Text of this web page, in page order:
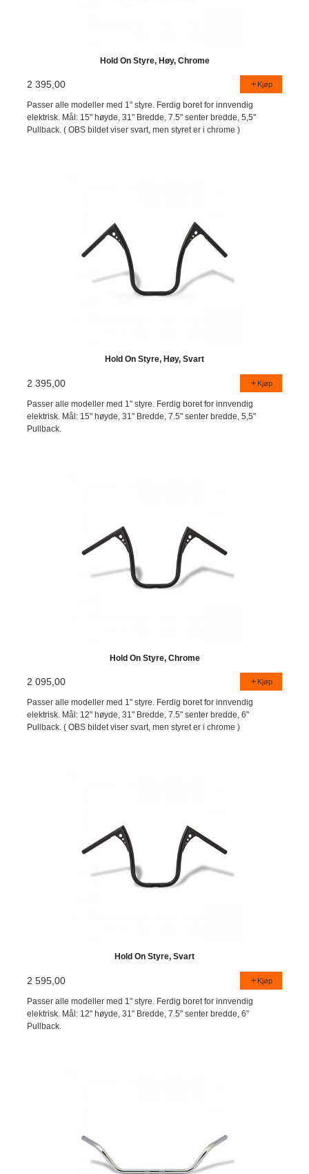
Hold On Styre, Høy, Chrome
2 395,00 Kjøp
Passer alle modeller med 1" styre. Ferdig boret for innvendig
elektrisk. Mål: 15" høyde, 31" Bredde, 7.5" senter bredde, 5,5"
Pullback. ( OBS bildet viser svart, men styret er i chrome )
Hold On Styre, Høy, Svart
2 395,00 Kjøp
Passer alle modeller med 1" styre. Ferdig boret for innvendig
elektrisk. Mål: 15" høyde, 31" Bredde, 7.5" senter bredde, 5,5"
Pullback.
Hold On Styre, Chrome
2 095,00 Kjøp
Passer alle modeller med 1" styre. Ferdig boret for innvendig
elektrisk. Mål: 12" høyde, 31" Bredde, 7.5" senter bredde, 6"
Pullback. ( OBS bildet viser svart, men styret er i chrome )
Hold On Styre, Svart
2 595,00 Kjøp
Passer alle modeller med 1" styre. Ferdig boret for innvendig
elektrisk. Mål: 12" høyde, 31" Bredde, 7.5" senter bredde, 6"
Pullback.